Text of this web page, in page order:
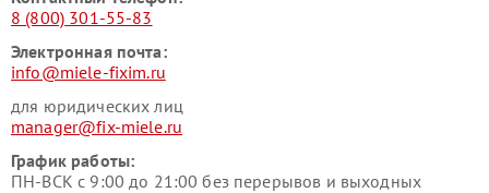
8 (800) 301-55-83
Электронная почта:
info@miele-fixim.ru
для юридических лиц
manager@fix-miele.ru
График работы:
ПН-ВСК с 9:00 до 21:00 без перерывов и выходных